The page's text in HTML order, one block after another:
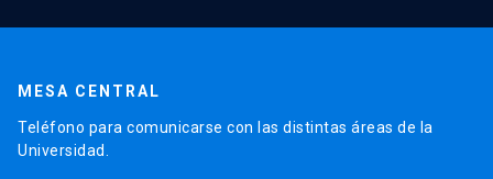
MESA CENTRAL
Teléfono para comunicarse con las distintas áreas de la
Universidad.